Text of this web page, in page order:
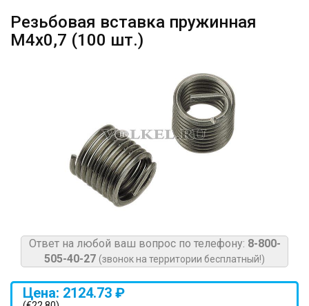
Резьбовая вставка пружинная
M4x0,7 (100 шт.)
Ответ на любой ваш вопрос по телефону: 8-800-
505-40-27 (звонок на территории бесплатный!)
Цена: 2124.73 ₽